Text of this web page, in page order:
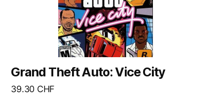
Grand Theft Auto: Vice City
39.30 CHF